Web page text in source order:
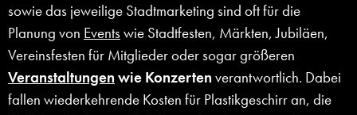
sowie das jeweilige Stadtmarketing sind oft für die
Planung von Eventswie Stadtfesten, Märkten, Jubiläen,
Vereinsfesten für Mitglieder oder sogar größeren
Veranstaltungen wie Konzerten verantwortlich. Dabei
fallen wiederkehrende Kosten für Plastikgeschirr an, die